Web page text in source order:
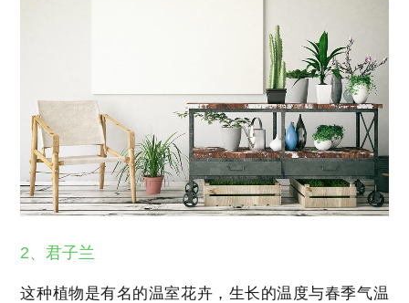
2、君子兰
这种植物是有名的温室花卉，生长的温度与春季气温